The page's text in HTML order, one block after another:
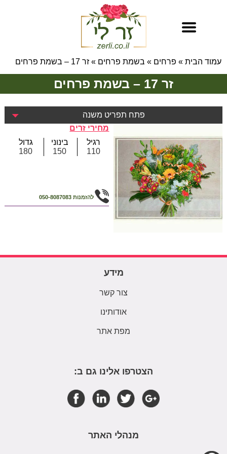
עמוד הבית » פרחים » בשמת פרחים » זר 17 – בשמת פרחים
זר 17 – בשמת פרחים
פתח תפריט משנה
מחירי זרים
רגיל
110
בינוני
150
גדול
180
להזמנות 050-8087083
מידע
צור קשר
אודותינו
מפת אתר
הצטרפו אלינו גם ב:
מנהלי האתר